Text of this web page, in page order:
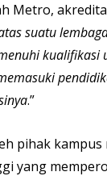
Metro,
suatu
kualifikasi
.”
pihak kampus
yang